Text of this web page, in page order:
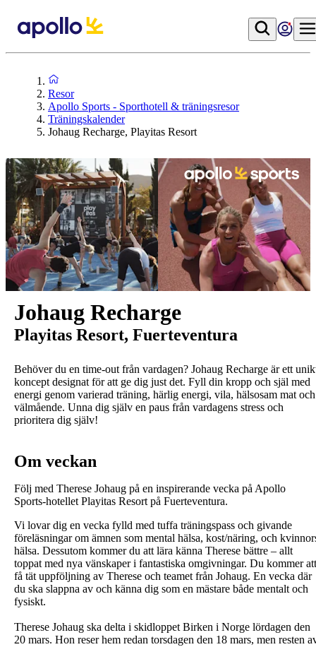
Resor
Apollo Sports - Sporthotell & träningsresor
Träningskalender
Johaug Recharge, Playitas Resort
Johaug Recharge
Playitas Resort, Fuerteventura
Behöver du en time-out från vardagen? Johaug Recharge är ett
koncept designat för att ge dig just det. Fyll din kropp och själ med
energi genom varierad träning, härlig energi, vila, hälsosam mat och
välmående. Unna dig själv en paus från vardagens stress och
prioritera dig själv!
Om veckan
Följ med Therese Johaug ​​på en inspirerande vecka på Apollo
Sports-hotellet Playitas Resort på Fuerteventura.
Vi lovar dig en vecka fylld med tuffa träningspass och givande
föreläsningar om ämnen som mental hälsa, kost/näring, och
hälsa. Dessutom kommer du att lära känna Therese bättre – allt
toppat med nya vänskaper i fantastiska omgivningar. Du kommer att
få tät uppföljning av Therese och teamet från Johaug. En vecka där
du ska slappna av och känna dig som en mästare både mentalt och
fysiskt.
Therese Johaug ska delta i skidloppet Birken i Norge lördagen den
20 mars. Hon reser hem redan torsdagen den 18 mars, men resten